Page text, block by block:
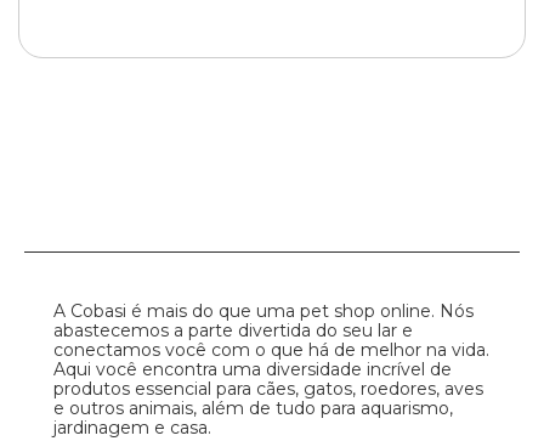
A Cobasi é mais do que uma pet shop online. Nós
abastecemos a parte divertida do seu lar e
conectamos você com o que há de melhor na vida.
Aqui você encontra uma diversidade incrível de
produtos essencial para cães, gatos, roedores, aves
e outros animais, além de tudo para aquarismo,
jardinagem e casa.